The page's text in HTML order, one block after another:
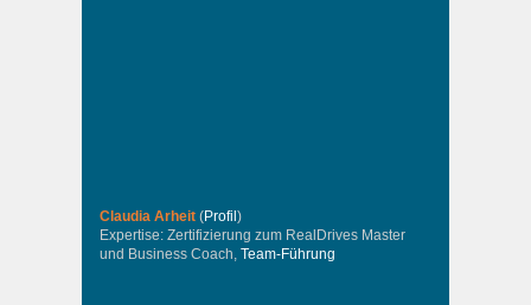
Claudia Arheit (Profil )
Expertise: Zertifizierung zum RealDrives Master
und Business Coach, Team-Führung